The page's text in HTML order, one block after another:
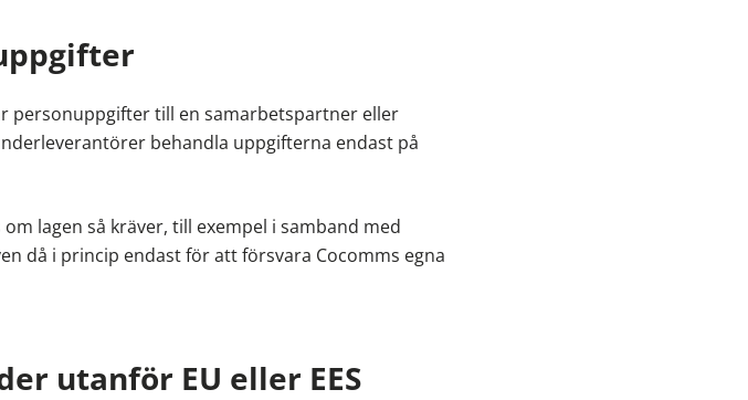
personuppgifter till en samarbetspartner eller
behandla uppgifterna endast på
lagen så kräver, till exempel i samband med
då i princip endast för att försvara Cocomms egna
utanför EU eller EES